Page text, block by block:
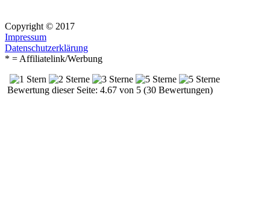
Copyright © 2017
Impressum
Datenschutzerklärung
* = Affiliatelink/Werbung
Bewertung dieser Seite: 4.67 von 5 (30 Bewertungen)